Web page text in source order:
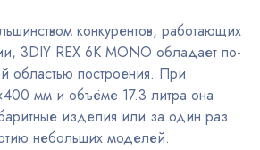
конкурентов, работающих
3DIY REX 6K MONO обладает по-
областью построения. При
мм и объёме 17.3 литра она
изделия или за один раз
небольших моделей.